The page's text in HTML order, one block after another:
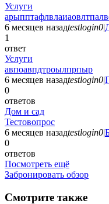
Услуги
6 месяцев назадtestlogin0|
1
ответ
Услуги
авпоавпдтроылпрпыр
6 месяцев назадtestlogin0|
0
ответов
Дом и сад
Тестовопрос
6 месяцев назадtestlogin0|
0
ответов
Посмотреть ещё
Забронировать обзор
Смотрите также